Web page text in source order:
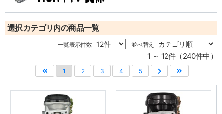
選択カテゴリ内の商品一覧
一覧表示件数 並べ替え
1 ～ 12件（240件中）
1 2 3 4 5